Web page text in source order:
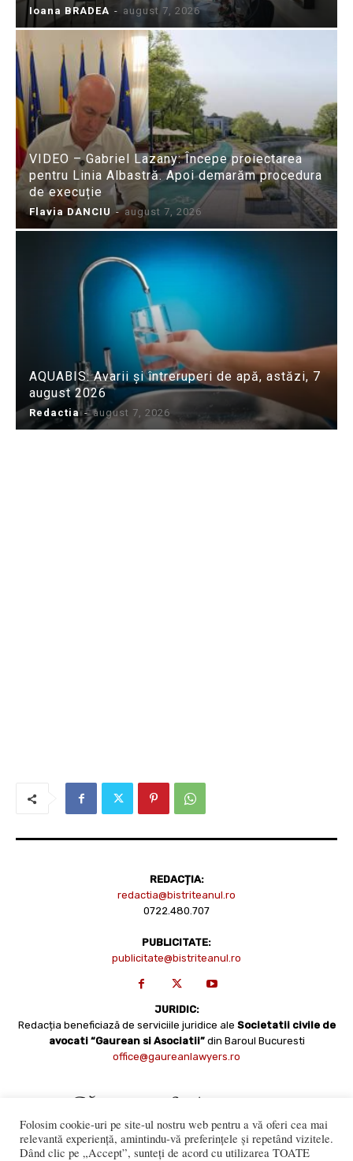
Ioana BRADEA - august 7, 2026
VIDEO – Gabriel Lazany: Începe proiectarea
pentru Linia Albastră. Apoi demarăm procedura
de execuție
Flavia DANCIU - august 7, 2026
AQUABIS: Avarii și întreruperi de apă, astăzi, 7
august 2026
Redactia - august 7, 2026
REDACȚIA:
redactia@bistriteanul.ro
0722.480.707
PUBLICITATE:
publicitate@bistriteanul.ro
JURIDIC:
Redacția beneficiază de serviciile juridice ale Societatii civile de
avocati “Gaurean si Asociatii” din Baroul Bucuresti
office@gaureanlawyers.ro
Folosim cookie-uri pe site-ul nostru web pentru a vă oferi cea mai
relevantă experiență, amintindu-vă preferințele și repetând vizitele.
Dând clic pe „Accept”, sunteți de acord cu utilizarea TOATE